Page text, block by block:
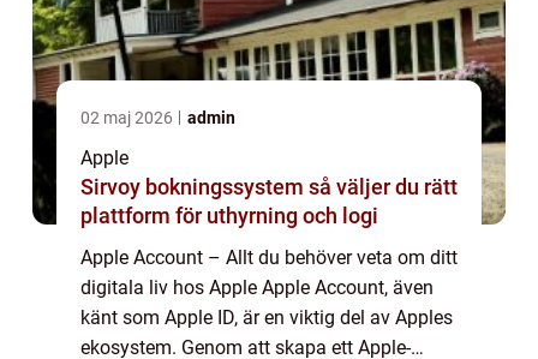
02 maj 2026 admin
Apple
Sirvoy bokningssystem så väljer du rätt
plattform för uthyrning och logi
Apple Account – Allt du behöver veta om ditt
digitala liv hos Apple Apple Account, även
känt som Apple ID, är en viktig del av Apples
ekosystem. Genom att skapa ett Apple-